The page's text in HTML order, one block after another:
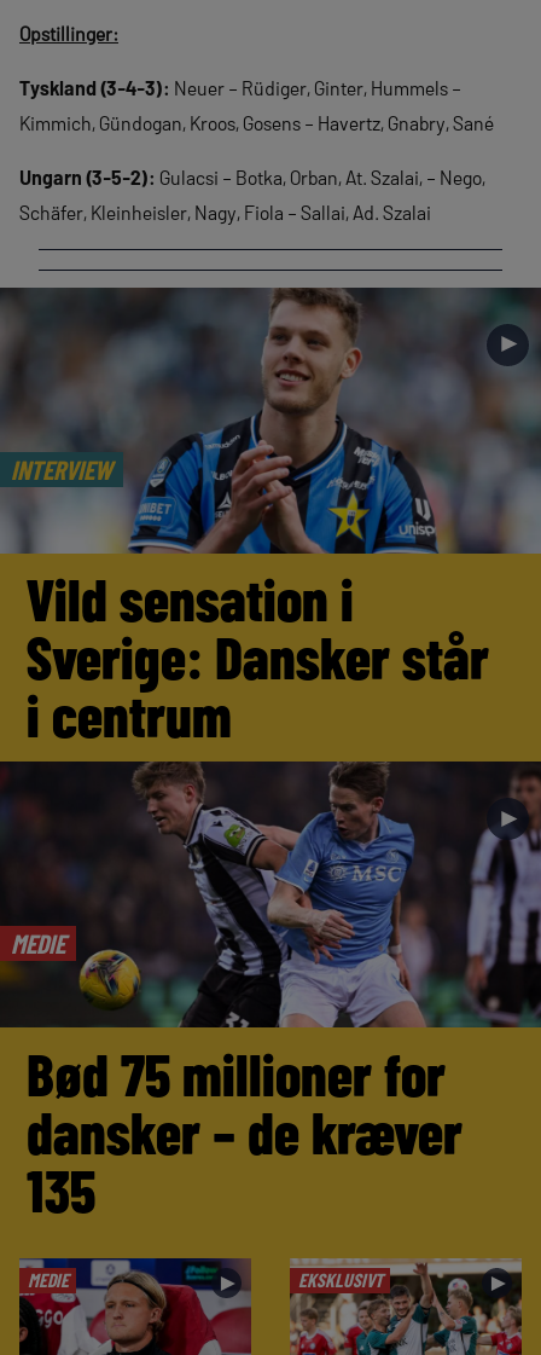
Opstillinger:
Tyskland (3-4-3): Neuer – Rüdiger, Ginter, Hummels –
Kimmich, Gündogan, Kroos, Gosens – Havertz, Gnabry, Sané
Ungarn (3-5-2): Gulacsi – Botka, Orban, At. Szalai, – Nego,
Schäfer, Kleinheisler, Nagy, Fiola – Sallai, Ad. Szalai
INTERVIEW
►
Vild sensation i
Sverige: Dansker står
i centrum
MEDIE
►
Bød 75 millioner for
dansker – de kræver
135
MEDIE ► EKSKLUSIVT ►